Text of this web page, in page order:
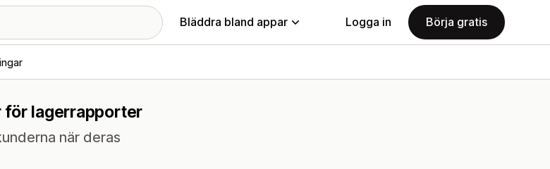
Bläddra bland appar Logga in Börja gratis
för lagerrapporter
när deras